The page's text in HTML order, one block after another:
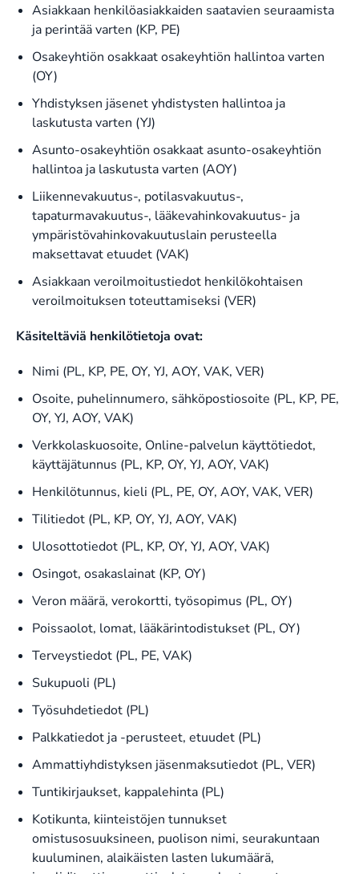
Asiakkaan henkilöasiakkaiden saatavien seuraamista
ja perintää varten (KP, PE)
Osakeyhtiön osakkaat osakeyhtiön hallintoa varten
(OY)
Yhdistyksen jäsenet yhdistysten hallintoa ja
laskutusta varten (YJ)
Asunto-osakeyhtiön osakkaat asunto-osakeyhtiön
hallintoa ja laskutusta varten (AOY)
Liikennevakuutus-, potilasvakuutus-,
tapaturmavakuutus-, lääkevahinkovakuutus- ja
ympäristövahinkovakuutuslain perusteella
maksettavat etuudet (VAK)
Asiakkaan veroilmoitustiedot henkilökohtaisen
veroilmoituksen toteuttamiseksi (VER)
Käsiteltäviä henkilötietoja ovat:
Nimi (PL, KP, PE, OY, YJ, AOY, VAK, VER)
Osoite, puhelinnumero, sähköpostiosoite (PL, KP, PE,
OY, YJ, AOY, VAK)
Verkkolaskuosoite, Online-palvelun käyttötiedot,
käyttäjätunnus (PL, KP, OY, YJ, AOY, VAK)
Henkilötunnus, kieli (PL, PE, OY, AOY, VAK, VER)
Tilitiedot (PL, KP, OY, YJ, AOY, VAK)
Ulosottotiedot (PL, KP, OY, YJ, AOY, VAK)
Osingot, osakaslainat (KP, OY)
Veron määrä, verokortti, työsopimus (PL, OY)
Poissaolot, lomat, lääkärintodistukset (PL, OY)
Terveystiedot (PL, PE, VAK)
Sukupuoli (PL)
Työsuhdetiedot (PL)
Palkkatiedot ja -perusteet, etuudet (PL)
Ammattiyhdistyksen jäsenmaksutiedot (PL, VER)
Tuntikirjaukset, kappalehinta (PL)
Kotikunta, kiinteistöjen tunnukset
omistusosuuksineen, puolison nimi, seurakuntaan
kuuluminen, alaikäisten lasten lukumäärä,